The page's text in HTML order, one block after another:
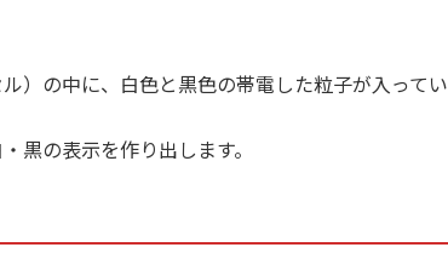
）の中に、白色と黒色の帯電した粒子が入ってい
黒の表示を作り出します。